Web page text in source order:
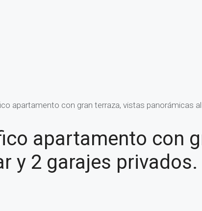
apartamento con gran terraza, vistas panorámicas
apartamento con
y 2 garajes privados.